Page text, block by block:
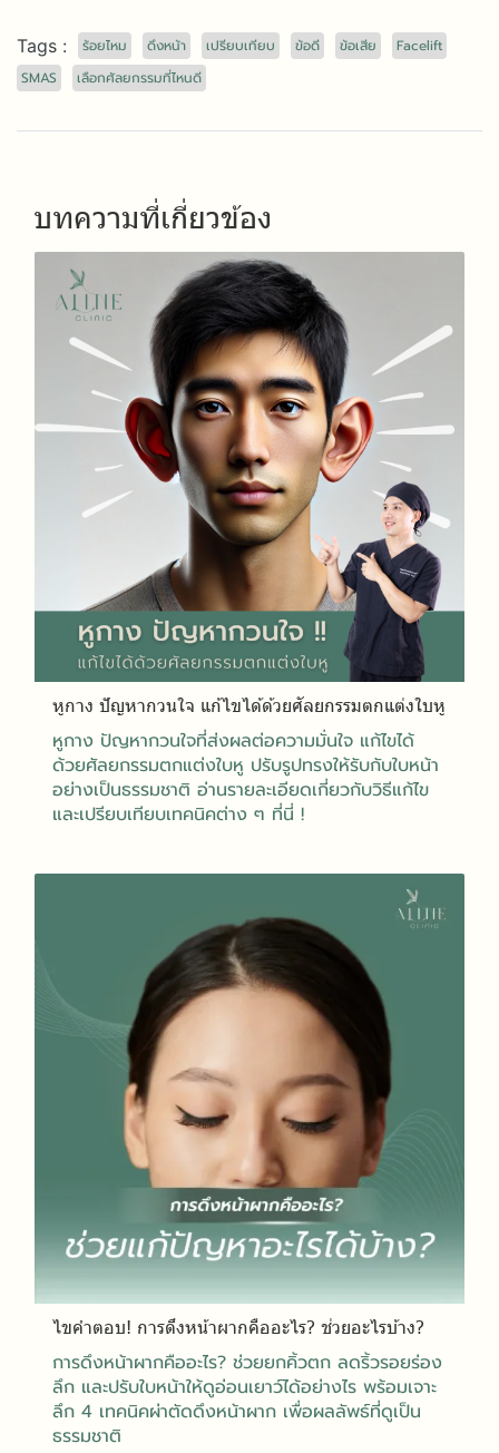
Tags : ร้อยไหม ดึงหน้า เปรียบเทียบ ข้อดี ข้อเสีย
Facelift
SMAS
เลือกศัลยกรรมที่ไหนดี
บทความที่เกี่ยวข้อง
หูกาง ปัญหากวนใจ แก้ไขได้ด้วยศัลยกรรมตกแต่งใบหู
หูกาง ปัญหากวนใจที่ส่งผลต่อความมั่นใจ แก้ไขได้
ด้วยศัลยกรรมตกแต่งใบหู ปรับรูปทรงให้รับกับใบหน้า
อย่างเป็นธรรมชาติ อ่านรายละเอียดเกี่ยวกับวิธีแก้ไข
และเปรียบเทียบเทคนิคต่าง ๆ ที่นี่ !
ไขคำตอบ! การดึงหน้าผากคืออะไร? ช่วยอะไรบ้าง?
การดึงหน้าผากคืออะไร? ช่วยยกคิ้วตก ลดริ้วรอยร่อง
ลึก และปรับใบหน้าให้ดูอ่อนเยาว์ได้อย่างไร พร้อมเจาะ
ลึก 4 เทคนิคผ่าตัดดึงหน้าผาก เพื่อผลลัพธ์ที่ดูเป็น
ธรรมชาติ